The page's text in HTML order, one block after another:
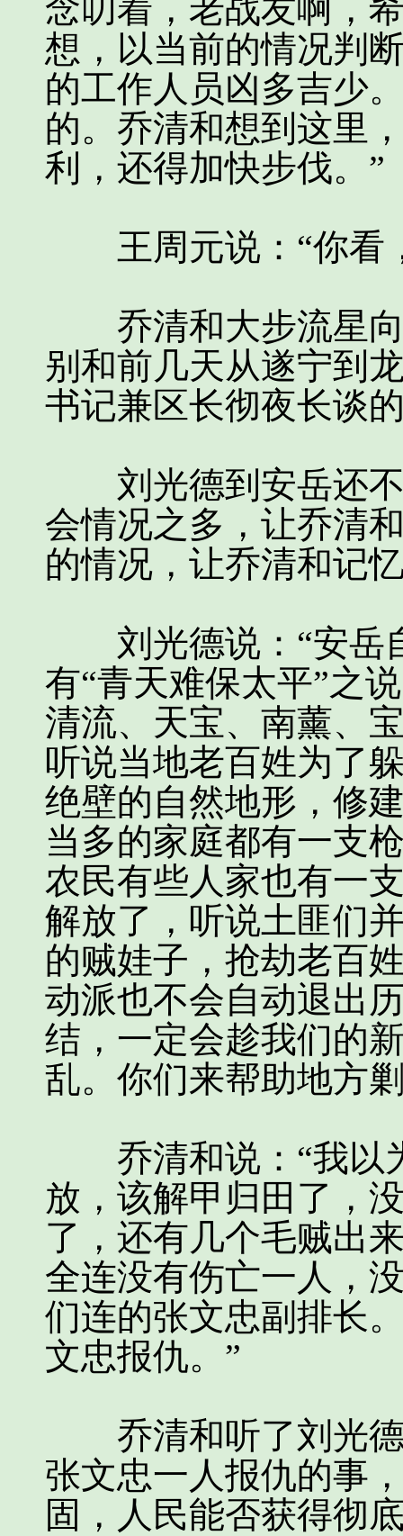
念叨着，老战友啊，
想，以当前的情况判
的工作人员凶多吉少
的。乔清和想到这里
利，还得加快步伐。”
王周元说：“你看
乔清和大步流星向
别和前几天从遂宁到
书记兼区长彻夜长谈
刘光德到安岳还不
会情况之多，让乔清
的情况，让乔清和记
刘光德说：“安岳
有“青天难保太平”之
清流、天宝、南薰、
听说当地老百姓为了
绝壁的自然地形，修
当多的家庭都有一支
农民有些人家也有一
解放了，听说土匪们
的贼娃子，抢劫老百
动派也不会自动退出
结，一定会趁我们的
乱。你们来帮助地方
乔清和说：“我以
放，该解甲归田了，
了，还有几个毛贼出
全连没有伤亡一人，
们连的张文忠副排长
文忠报仇。”
乔清和听了刘光德
张文忠一人报仇的事
固，人民能否获得彻